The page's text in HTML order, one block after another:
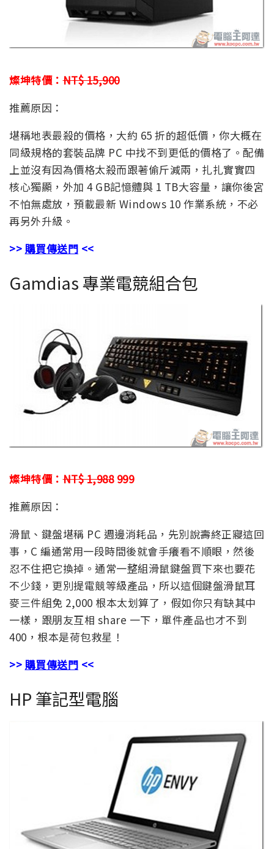
燦坤特價：NT$ 15,900
推薦原因：
堪稱地表最殺的價格，大約 65 折的超低價，你大概在
同級規格的套裝品牌 PC 中找不到更低的價格了。配備
上並沒有因為價格太殺而跟著偷斤減兩，扎扎實實四
核心獨顯，外加 4 GB記憶體與 1 TB大容量，讓你後宮
不怕無處放，預載最新 Windows 10 作業系統，不必
再另外升級。
>> 購買傳送門 <<
Gamdias 專業電競組合包
燦坤特價：NT$ 1,988999
推薦原因：
滑鼠、鍵盤堪稱 PC 週邊消耗品，先別說壽終正寢這回
事，C 編通常用一段時間後就會手癢看不順眼，然後
忍不住把它換掉。通常一整組滑鼠鍵盤買下來也要花
不少錢，更別提電競等級產品，所以這個鍵盤滑鼠耳
麥三件組免 2,000 根本太划算了，假如你只有缺其中
一樣，跟朋友互相 share 一下，單件產品也才不到
400，根本是荷包救星！
>> 購買傳送門 <<
HP 筆記型電腦